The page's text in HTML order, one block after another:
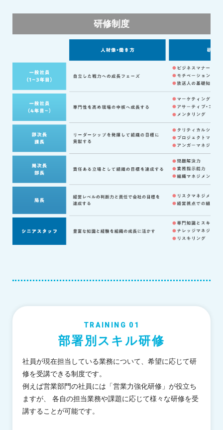
研修制度
TRAINING 01
部署別スキル研修
社員が現在担当している業務について、希望に応じて研
修を受講できる制度です。
例えば営業部門の社員には「営業力強化研修」が役立ち
ますが、 各自の担当業務や課題に応じて様々な研修を受
講することが可能です。